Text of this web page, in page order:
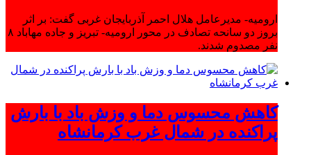
ارومیه- مدیرعامل هلال احمر آذربایجان غربی گفت: بر اثر
بروز دو سانحه تصادف در محور ارومیه- تبریز و جاده مهاباد ۸
نفر مصدوم شدند.
کاهش محسوس دما و وزش باد با بارش
پراکنده در شمال غرب کرمانشاه